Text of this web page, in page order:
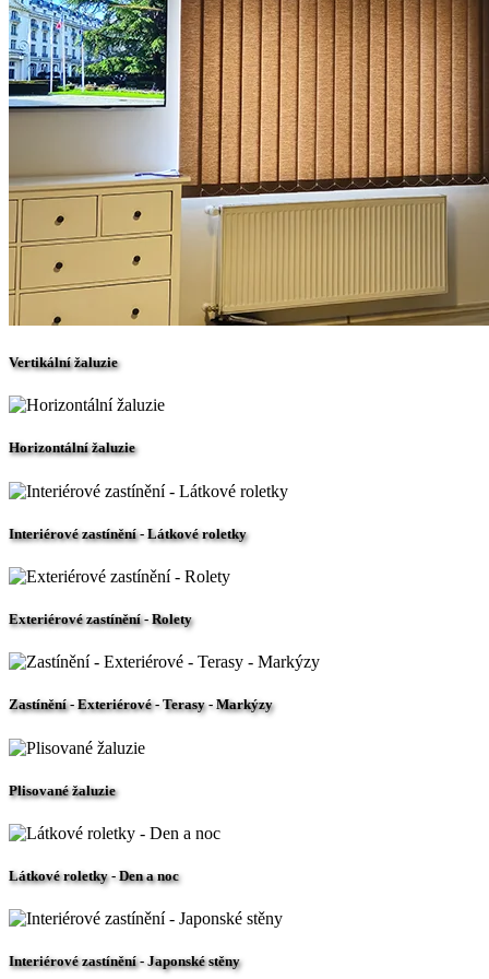
Vertikální žaluzie
Horizontální žaluzie
Interiérové zastínění - Látkové roletky
Exteriérové zastínění - Rolety
Zastínění - Exteriérové - Terasy - Markýzy
Plisované žaluzie
Látkové roletky - Den a noc
Interiérové zastínění - Japonské stěny